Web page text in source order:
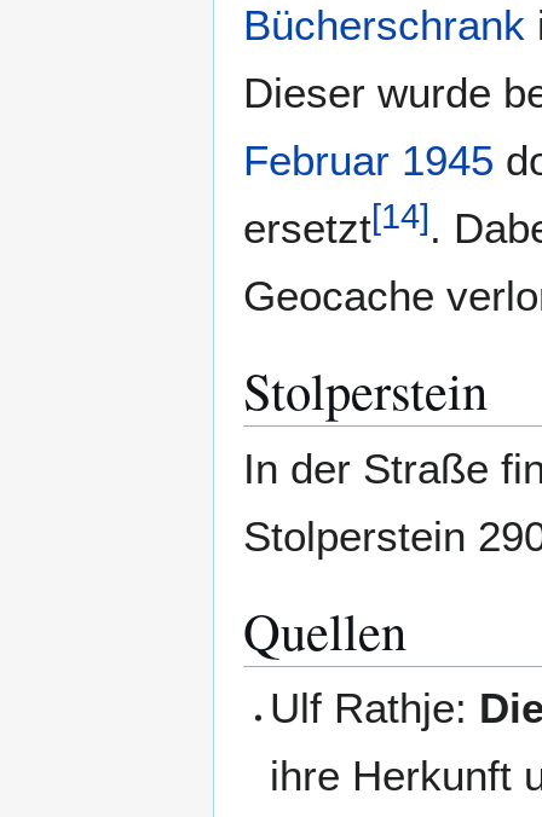
Bücherschrank
Dieser wurde
Februar 1945
ersetzt[14].
Geocache
Stolperstein
In der Straße
Stolperstein
Quellen
Ulf Rathje:
ihre Herkunft